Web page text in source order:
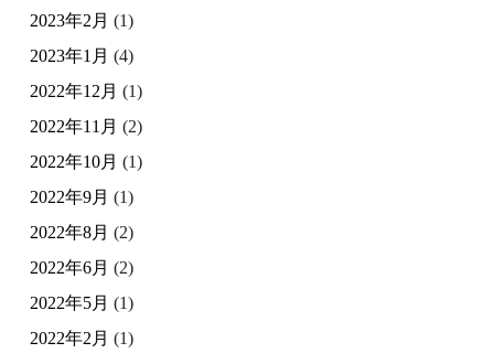
2023年2月 (1)
2023年1月 (4)
2022年12月 (1)
2022年11月 (2)
2022年10月 (1)
2022年9月 (1)
2022年8月 (2)
2022年6月 (2)
2022年5月 (1)
2022年2月 (1)